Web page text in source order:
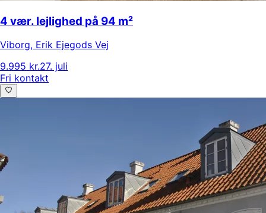
4 vær. lejlighed på 94 m²
Viborg, Erik Ejegods Vej
9.995 kr.27. juli
Fri kontakt